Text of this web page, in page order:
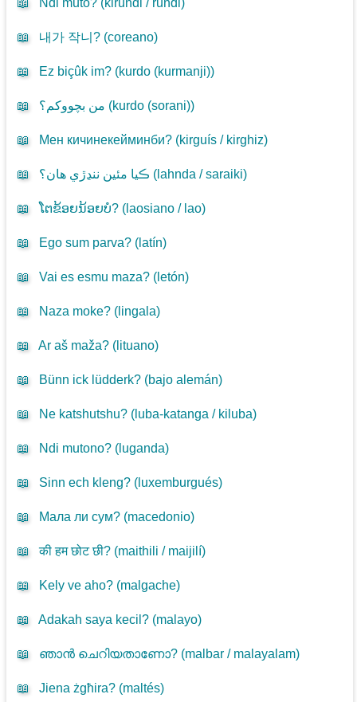
📖 Ndi muto? (kirundi / rundi )
📖 내가 작니? (coreano)
📖 Ez biçûk im? (kurdo (kurmanji))
📖 من بچووکم؟ (kurdo (sorani))
📖 Мен кичинекейминби? (kirguís / kirghiz)
📖 ڪيا مئين ننڍڙي هان؟ ( lahnda / saraiki)
📖 ໂຕຂ້ອຍນ້ອຍບໍ? ( laosiano / lao)
📖 Ego sum parva? ( latín)
📖 Vai es esmu maza? ( letón)
📖 Naza moke? ( lingala)
📖 Ar aš maža? ( lituano)
📖 Bünn ick lüdderk? (bajo alemán)
📖 Ne katshutshu? ( luba-katanga / kiluba)
📖 Ndi mutono? ( luganda)
📖 Sinn ech kleng? ( luxemburgués)
📖 Мала ли сум? (macedonio)
📖 की हम छोट छी? (maithili / maijilí)
📖 Kely ve aho? (malgache)
📖 Adakah saya kecil? (malayo)
📖 ഞാൻ ചെറിയതാണോ? (malbar / malayalam)
📖 Jiena żgħira? (maltés)